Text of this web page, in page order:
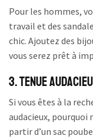
Pour les hommes,
travail et des
chic. Ajoutez des
vous serez prêt à
3. Tenue
Si vous êtes à la
audacieux, pourquoi
partir d’un sac